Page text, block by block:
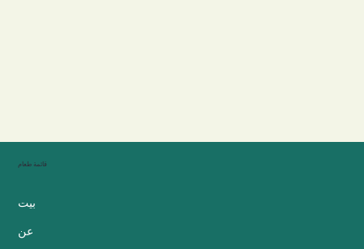
قائمة طعام
بيت
عن